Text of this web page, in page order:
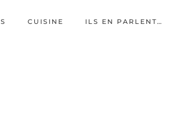
CUISINE ILS EN PARLENT…